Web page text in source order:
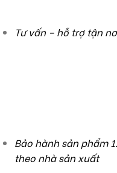
Tư vấn – hỗ trợ tận
Bảo hành sản phẩm
theo nhà sản xuất